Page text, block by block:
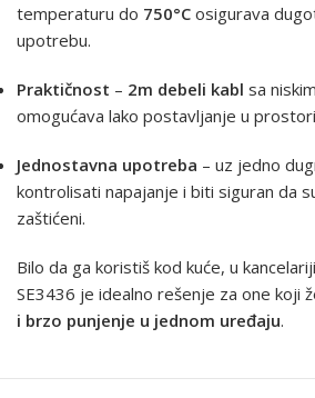
temperaturu do 750°C osigurava
upotrebu.
Praktičnost – 2m debeli kabl sa
omogućava lako postavljanje u
Jednostavna upotreba – uz jedno
kontrolisati napajanje i biti siguran da
zaštićeni.
Bilo da ga koristiš kod kuće, u
SE3436 je idealno rešenje za one koji
i brzo punjenje u jednom uređaju.